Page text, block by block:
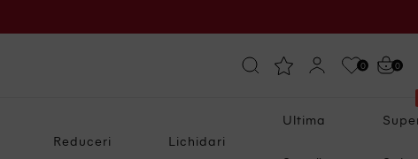
0 0
Reduceri Lichidari
Ultima